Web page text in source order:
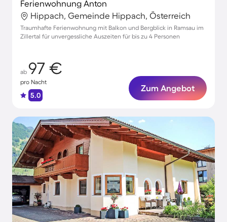
Ferienwohnung Anton
Hippach, Gemeinde Hippach, Österreich
Traumhafte Ferienwohnung mit Balkon und Bergblick in Ramsau im
Zillertal für unvergessliche Auszeiten für bis zu 4 Personen
ab 97 €
pro Nacht
5.0
Zum Angebot